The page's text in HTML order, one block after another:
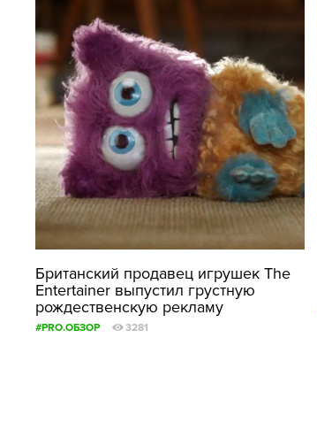
Британский продавец игрушек The
Entertainer выпустил грустную
рождественскую рекламу
#PRO.ОБЗОР 3281